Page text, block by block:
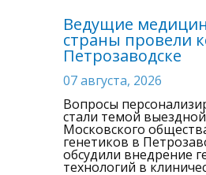
Ведущие
страны провели
Петрозаводске
07 августа, 2026
Вопросы
стали темой
Московского
генетиков в
обсудили внедрение
технологий в